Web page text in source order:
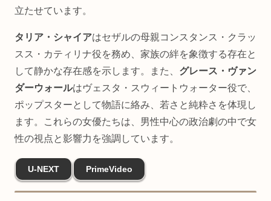
立たせています。
タリア・シャイアはセザルの母親コンスタンス・クラッ
スス・カティリナ役を務め、家族の絆を象徴する存在と
して静かな存在感を示します。また、 グレース・ヴァン
ダーウォールはヴェスタ・スウィートウォーター役で、
ポップスターとして物語に絡み、若さと純粋さを体現し
ます。これらの女優たちは、男性中心の政治劇の中で女
性の視点と影響力を強調しています。
U-NEXT PrimeVideo